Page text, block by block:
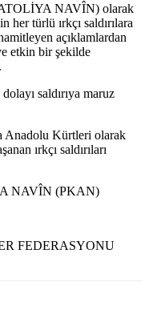
NAVÎN) olarak
türlü ırkçı saldırılara
açıklamlardan
etkin bir şekilde
saldırıya maruz
Anadolu Kürtleri olarak
ırkçı saldırıları
NAVÎN (PKAN)
FEDERASYONU